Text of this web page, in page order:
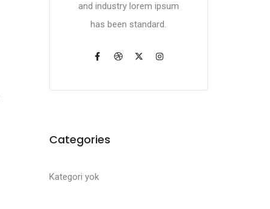
and industry lorem ipsum
has been standard.
Categories
Kategori yok